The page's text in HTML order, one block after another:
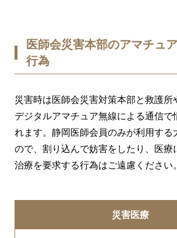
医師会災害本部のアマチュ
行為
災害時は医師会災害対策本部と救護所
デジタルアマチュア無線による通信で
れます。静岡医師会員のみが利用する
ので、割り込んで妨害をしたり、医療
治療を要求する行為はご遠慮ください。
災害医療